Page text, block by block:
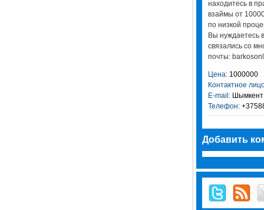
находитесь в
взаймы от
по низкой
Вы нуждаетесь
связались со
почты:
Цена:1000000
Контактное
E-mail:Шымкент
Телефон:
Добавить